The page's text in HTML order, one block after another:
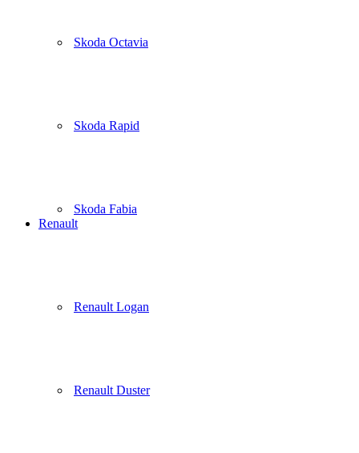
Skoda Octavia
Skoda Rapid
Skoda Fabia
Renault
Renault Logan
Renault Duster